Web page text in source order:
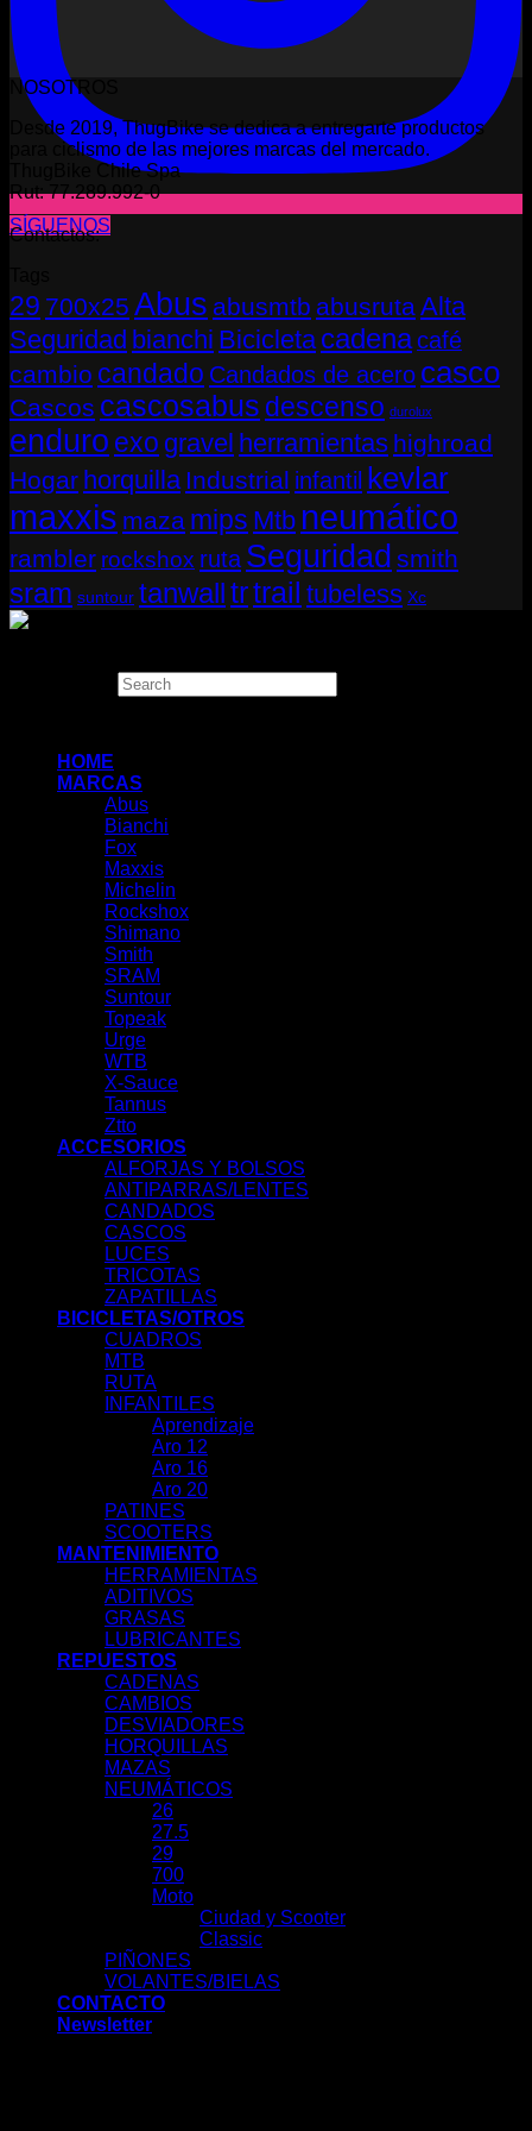
SÍGUENOS
NOSOTROS
Desde 2019, ThugBike se dedica a entregarte productos
para ciclismo de las mejores marcas del mercado.
ThugBike Chile Spa
Rut: 77.289.992-0
Contactos:
29 700x25 Abus abusmtb abusrutaAlta
Seguridad bianchi Bicicleta cadenacafé
cambio candado Candados de acero casco
Cascos cascosabus descenso durolux
enduro exo gravel herramientas highroad
Hogar horquilla Industrial infantil kevlar
maxxis maza mips Mtb neumático
rambler rockshox ruta Seguridad smith
sram suntour tanwalltrtrail tubeless Xc
HOME
MARCAS
Abus
Bianchi
Fox
Maxxis
Michelin
Rockshox
Shimano
Smith
SRAM
Suntour
Topeak
Urge
WTB
X-Sauce
Tannus
Ztto
ACCESORIOS
ALFORJAS Y BOLSOS
ANTIPARRAS/LENTES
CANDADOS
CASCOS
LUCES
TRICOTAS
ZAPATILLAS
BICICLETAS/OTROS
CUADROS
MTB
RUTA
INFANTILES
Aprendizaje
Aro 12
Aro 16
Aro 20
PATINES
SCOOTERS
MANTENIMIENTO
HERRAMIENTAS
ADITIVOS
GRASAS
LUBRICANTES
REPUESTOS
CADENAS
CAMBIOS
DESVIADORES
HORQUILLAS
MAZAS
NEUMÁTICOS
26
27.5
29
700
Moto
Ciudad y Scooter
Classic
PIÑONES
VOLANTES/BIELAS
CONTACTO
Newsletter